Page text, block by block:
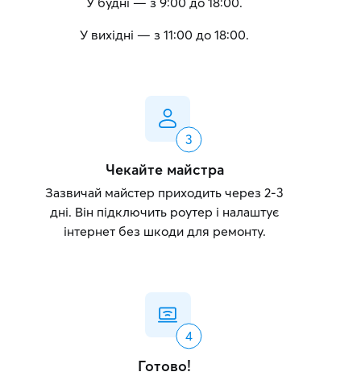
У вихідні — з 11:00 до 18:00.
Чекайте майстра
Зазвичай майстер приходить через 2-3
дні. Він підключить роутер і налаштує
інтернет без шкоди для ремонту.
Готово!